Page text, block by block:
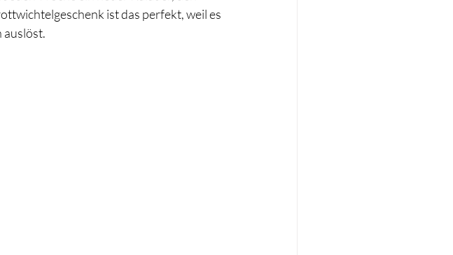
ist das perfekt, weil es
auslöst.